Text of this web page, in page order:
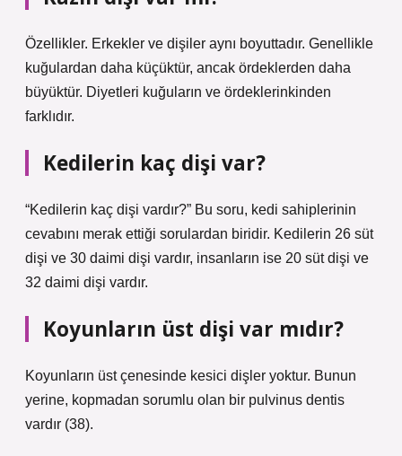
Özellikler. Erkekler ve dişiler aynı boyuttadır. Genellikle
kuğulardan daha küçüktür, ancak ördeklerden daha
büyüktür. Diyetleri kuğuların ve ördeklerinkinden
farklıdır.
Kedilerin kaç dişi var?
“Kedilerin kaç dişi vardır?” Bu soru, kedi sahiplerinin
cevabını merak ettiği sorulardan biridir. Kedilerin 26 süt
dişi ve 30 daimi dişi vardır, insanların ise 20 süt dişi ve
32 daimi dişi vardır.
Koyunların üst dişi var mıdır?
Koyunların üst çenesinde kesici dişler yoktur. Bunun
yerine, kopmadan sorumlu olan bir pulvinus dentis
vardır (38).